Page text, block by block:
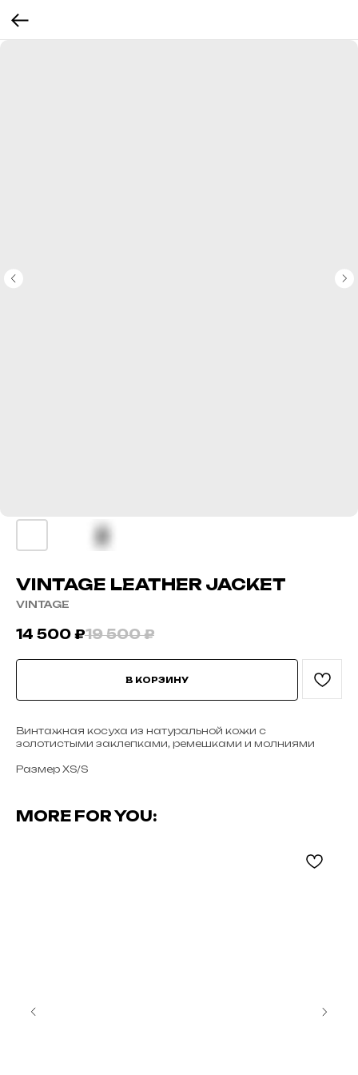
VINTAGE LEATHER JACKET
VINTAGE
14 500 ₽19 500 ₽
В КОРЗИНУ
Винтажная косуха из натуральной кожи с
золотистыми заклепками, ремешками и молниями
Размер XS/S
MORE FOR YOU: